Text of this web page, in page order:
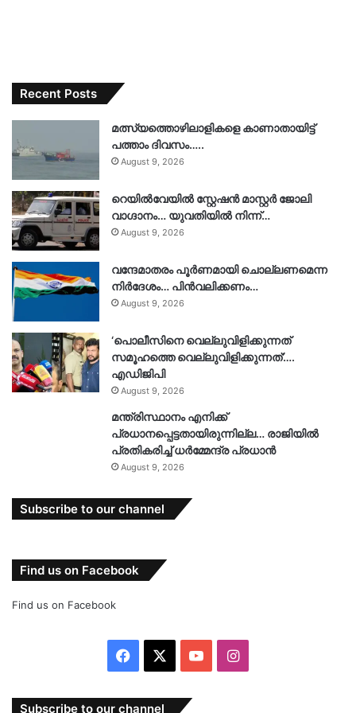
Recent Posts
മത്സ്യത്തൊഴിലാളികളെ കാണാതായിട്ട്
പത്താം ദിവസം…..
August 9, 2026
റെയിൽവേയിൽ സ്റ്റേഷൻ മാസ്റ്റർ ജോലി
വാഗ്ദാനം… യുവതിയിൽ നിന്ന്…
August 9, 2026
വന്ദേമാതരം പൂർണമായി ചൊല്ലണമെന്ന
നിർദേശം… പിൻവലിക്കണം…
August 9, 2026
‘പൊലീസിനെ വെല്ലുവിളിക്കുന്നത്
സമൂഹത്തെ വെല്ലുവിളിക്കുന്നത്’….
എഡിജിപി
August 9, 2026
മന്ത്രിസ്ഥാനം എനിക്ക്
പ്രധാനപ്പെട്ടതായിരുന്നില്ല… രാജിയിൽ
പ്രതികരിച്ച് ധർമ്മേന്ദ്ര പ്രധാൻ
August 9, 2026
Subscribe to our channel
Find us on Facebook
Find us on Facebook
Facebook YouTubeInstagram
Subscribe to our channel